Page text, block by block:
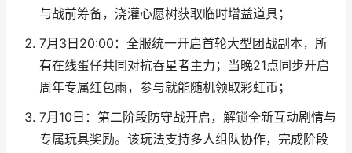
与战前筹备，浇灌心愿树获取临时增益道具；
7月3日20:00：全服统一开启首轮大型团战副本，所
有在线蛋仔共同对抗吞星者主力；当晚21点同步开启
周年专属红包雨，参与就能随机领取彩虹币；
7月10日：第二阶段防守战开启，解锁全新互动剧情与
专属玩具奖励。该玩法支持多人组队协作，完成阶段